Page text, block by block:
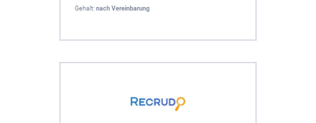
Gehalt: nach Vereinbarung